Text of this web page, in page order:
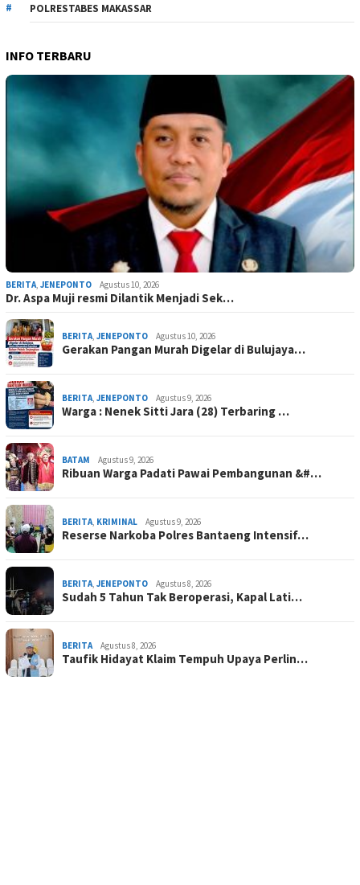
POLRESTABES MAKASSAR
INFO TERBARU
BERITA JENEPONTO Agustus 10, 2026
Dr. Aspa Muji resmi Dilantik Menjadi Sek…
BERITA JENEPONTO Agustus 10, 2026
Gerakan Pangan Murah Digelar di Bulujaya…
BERITA JENEPONTO Agustus 9, 2026
Warga : Nenek Sitti Jara (28) Terbaring …
BATAM Agustus 9, 2026
Ribuan Warga Padati Pawai Pembangunan &#…
BERITA KRIMINAL Agustus 9, 2026
Reserse Narkoba Polres Bantaeng Intensif…
BERITA JENEPONTO Agustus 8, 2026
Sudah 5 Tahun Tak Beroperasi, Kapal Lati…
BERITA Agustus 8, 2026
Taufik Hidayat Klaim Tempuh Upaya Perlin…